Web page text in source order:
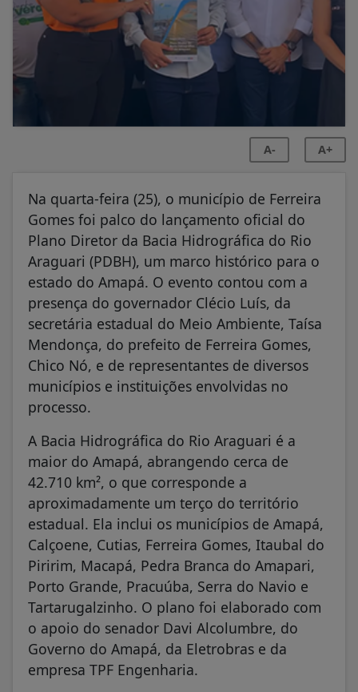
A- A+
Na quarta-feira (25), o município de Ferreira
Gomes foi palco do lançamento oficial do
Plano Diretor da Bacia Hidrográfica do Rio
Araguari (PDBH), um marco histórico para o
estado do Amapá. O evento contou com a
presença do governador Clécio Luís, da
secretária estadual do Meio Ambiente, Taísa
Mendonça, do prefeito de Ferreira Gomes,
Chico Nó, e de representantes de diversos
municípios e instituições envolvidas no
processo.
A Bacia Hidrográfica do Rio Araguari é a
maior do Amapá, abrangendo cerca de
42.710 km², o que corresponde a
aproximadamente um terço do território
estadual. Ela inclui os municípios de Amapá,
Calçoene, Cutias, Ferreira Gomes, Itaubal do
Piririm, Macapá, Pedra Branca do Amapari,
Porto Grande, Pracuúba, Serra do Navio e
Tartarugalzinho. O plano foi elaborado com
o apoio do senador Davi Alcolumbre, do
Governo do Amapá, da Eletrobras e da
empresa TPF Engenharia.